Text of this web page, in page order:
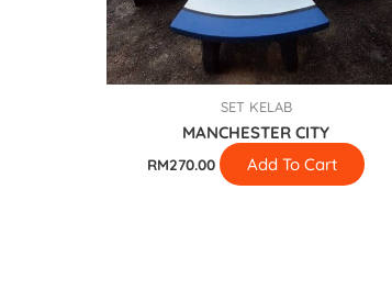
SET KELAB
MANCHESTER CITY
RM270.00 Add To Cart